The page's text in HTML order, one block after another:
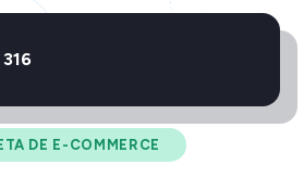
DE E-COMMERCE